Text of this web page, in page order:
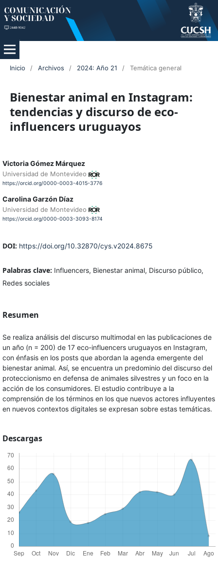
Inicio / Archivos / 2024: Año 21 / Temática general
Bienestar animal en Instagram:
tendencias y discurso de eco-
influencers uruguayos
Victoria Gómez Márquez
Universidad de Montevideo
https://orcid.org/0000-0003-4015-3776
Carolina Garzón Díaz
Universidad de Montevideo
https://orcid.org/0000-0003-3093-8174
DOI: https://doi.org/10.32870/cys.v2024.8675
Palabras clave: Influencers, Bienestar animal, Discurso público,
Redes sociales
Resumen
Se realiza análisis del discurso multimodal en las publicaciones de
un año (n = 200) de 17 eco-influencers uruguayos en Instagram,
con énfasis en los posts que abordan la agenda emergente del
bienestar animal. Así, se encuentra un predominio del discurso del
proteccionismo en defensa de animales silvestres y un foco en la
acción de los consumidores. El estudio contribuye a la
comprensión de los términos en los que nuevos actores influyentes
en nuevos contextos digitales se expresan sobre estas temáticas.
Descargas